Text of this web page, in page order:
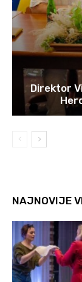
Direktor
NAJNOVIJE